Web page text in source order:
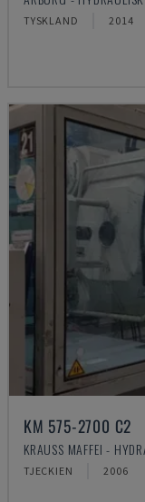
TYSKLAND 2014
KM 575-2700 C2
KRAUSS MAFFEI -
TJECKIEN 2006